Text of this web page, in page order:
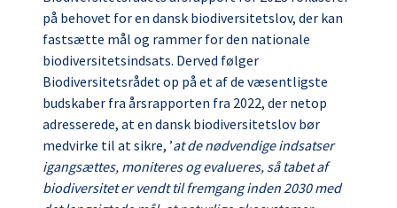
på behovet for en dansk biodiversitetslov, der kan
fastsætte mål og rammer for den nationale
biodiversitetsindsats. Derved følger
Biodiversitetsrådet op på et af de væsentligste
budskaber fra årsrapporten fra 2022, der netop
adresserede, at en dansk biodiversitetslov bør
medvirke til at sikre, ’at de nødvendige indsatser
igangsættes, moniteres og evalueres, så tabet af
biodiversitet er vendt til fremgang inden 2030 med